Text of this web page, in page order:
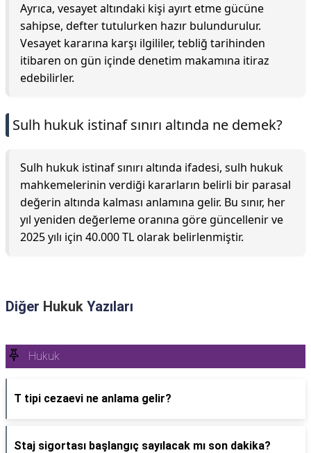
Ayrıca, vesayet altındaki kişi ayırt etme gücüne
sahipse, defter tutulurken hazır bulundurulur.
Vesayet kararına karşı ilgililer, tebliğ tarihinden
itibaren on gün içinde denetim makamına itiraz
edebilirler.
Sulh hukuk istinaf sınırı altında ne demek?
Sulh hukuk istinaf sınırı altında ifadesi, sulh hukuk
mahkemelerinin verdiği kararların belirli bir parasal
değerin altında kalması anlamına gelir. Bu sınır, her
yıl yeniden değerleme oranına göre güncellenir ve
2025 yılı için 40.000 TL olarak belirlenmiştir.
Diğer Hukuk Yazıları
Hukuk
T tipi cezaevi ne anlama gelir?
Staj sigortası başlangıç sayılacak mı son dakika?